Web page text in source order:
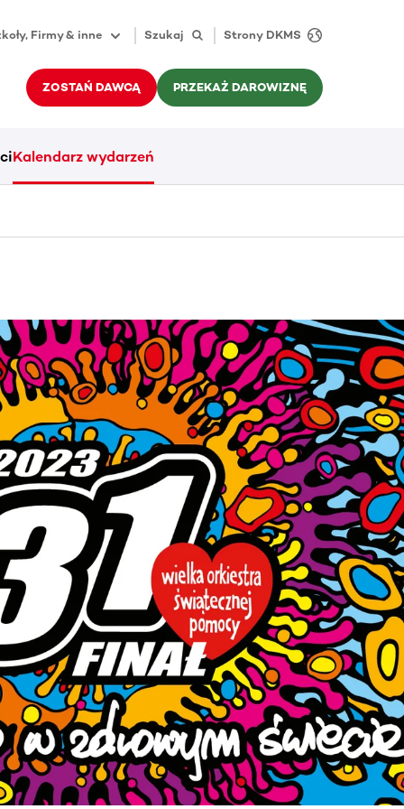
Firmy & inne Szukaj Strony DKMS
ZOSTAŃ DAWCĄ PRZEKAŻ DAROWIZNĘ
Kalendarz wydarzeń